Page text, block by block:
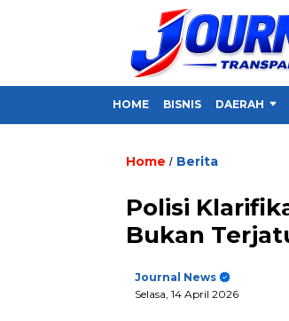
HOME BISNIS DAERAH
Home / Berita
Polisi
Bukan
Journal News
Selasa, 14 April 2026